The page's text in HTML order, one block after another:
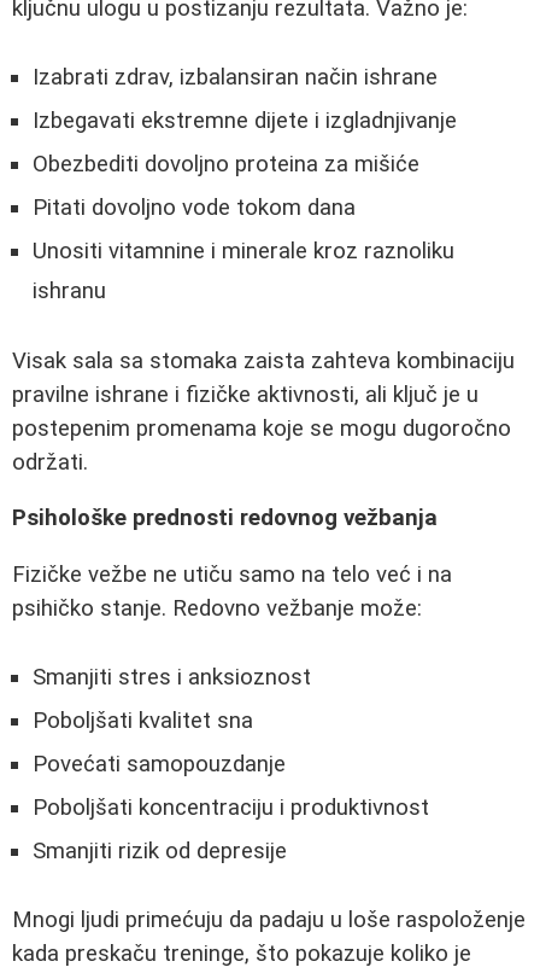
ključnu ulogu u postizanju rezultata. Važno je:
Izabrati zdrav, izbalansiran način ishrane
Izbegavati ekstremne dijete i izgladnjivanje
Obezbediti dovoljno proteina za mišiće
Pitati dovoljno vode tokom dana
Unositi vitamnine i minerale kroz raznoliku
ishranu
Visak sala sa stomaka zaista zahteva kombinaciju
pravilne ishrane i fizičke aktivnosti, ali ključ je u
postepenim promenama koje se mogu dugoročno
održati.
Psihološke prednosti redovnog vežbanja
Fizičke vežbe ne utiču samo na telo već i na
psihičko stanje. Redovno vežbanje može:
Smanjiti stres i anksioznost
Poboljšati kvalitet sna
Povećati samopouzdanje
Poboljšati koncentraciju i produktivnost
Smanjiti rizik od depresije
Mnogi ljudi primećuju da padaju u loše raspoloženje
kada preskaču treninge, što pokazuje koliko je